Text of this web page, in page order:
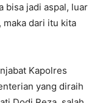
bisa jadi aspal, luar
maka dari itu kita
Kapolres
yang diraih